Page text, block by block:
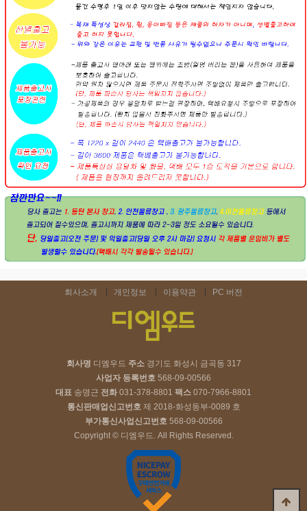
회사소개 개인정보 이용약관 PC 버전
회사명 디엠우드 주소경기도 화성시 금곡동 317
사업자 등록번호 568-09-00566
대표 송명근 전화 031-378-8801 팩스 070-7966-8801
통신판매업신고번호 제 2018-화성동부-0089 호
부가통신사업신고번호 568-09-00566
Copyright © 디엠우드. All Rights Reserved.